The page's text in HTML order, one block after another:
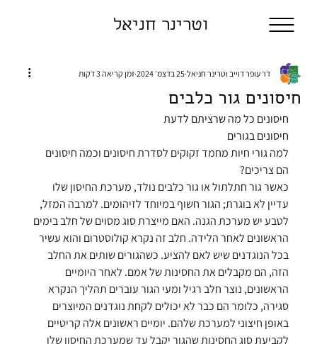
וטרינר חניאל
חיסונים גור כלבים
דר עופר דוייב וטרינר חניאל 25 בדצמ׳ 2024 זמן קריאה 3 דקות
חיסונים כל מה שרציתם לדעת
חיסונים בגורים
למה גורי חיות מחמד זקוקים לסדרת חיסונים וכמה חיסונים
הם צריכים?
כאשר גור חתלתול או גור כלבים נולד, מערכת החיסון שלו
עדיין לא בוגרת; הגור חשוף במיוחד לזיהומים. למרבה המזל,
לטבע יש מערכת הגנה. האם מייצרת סוג מסוים של חלב בימים
הראשונים לאחר הלידה. חלב זה נקרא קולוסטרום והוא עשיר
בכל הנוגדנים שיש לאם להציע. כשהגורים שותים את החלב
הזה, הם מקבלים את החסינות של אמם. לאחר היומיים
הראשונים, נוצר חלב רגיל ומעי הגור עוברים תהליך הנקרא
סגירה, כלומר הם כבר לא יכולים לקחת נוגדנים המיוצרים
באופן חיצוני למערכת שלהם. יומיים ראשונים אלה קריטיים
לקביעת סוג החסינות שהגור יקבל עד שמערכת החיסון שלו